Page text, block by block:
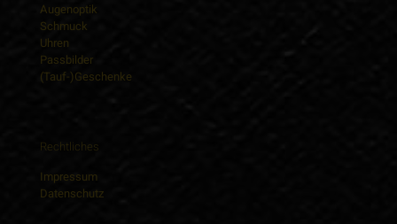
Augenoptik
Schmuck
Uhren
Passbilder
(Tauf-)Geschenke
Rechtliches
Impressum
Datenschutz